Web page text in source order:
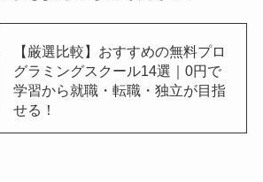
【厳選比較】おすすめの無料プロ
グラミングスクール14選｜0円で
学習から就職・転職・独立が目指
せる！